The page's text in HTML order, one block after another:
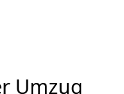
Umzug